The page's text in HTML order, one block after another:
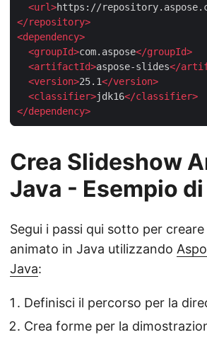
<url>https://
</repository>
<dependency>
<groupId>com.aspose</groupId>
<artifactId>aspose-slides</
<version>25.1</version>
<classifier>jdk16</classifier>
</dependency>
Crea Slideshow
Java - Esempio
Segui i passi qui sotto per
animato in Java utilizzando
Java:
Definisci il percorso per la
Crea forme per la